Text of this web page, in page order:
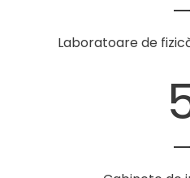
Laboratoare de